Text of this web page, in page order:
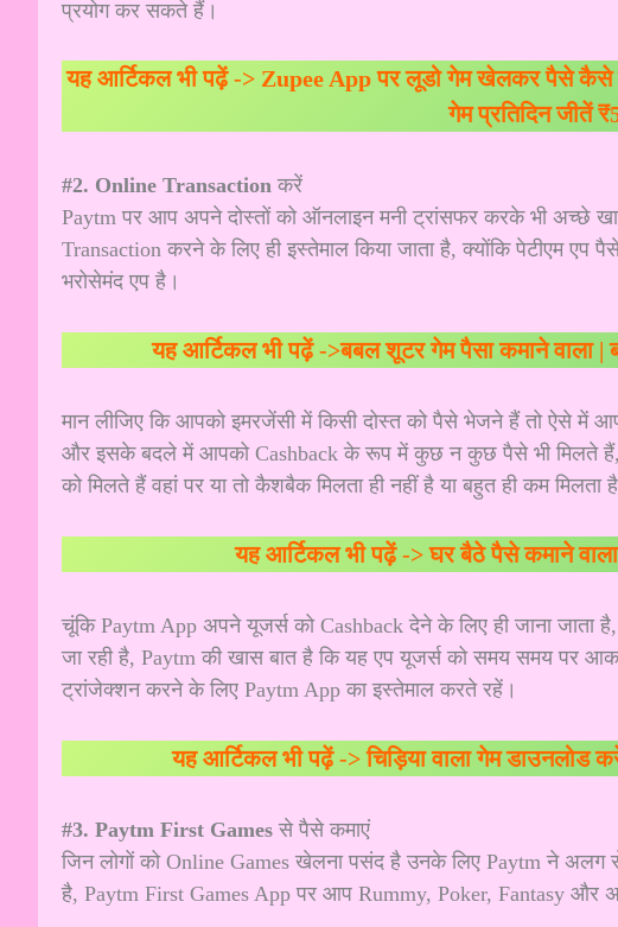
प्रयोग कर सकते हैं।
यह आर्टिकल भी पढ़ें -> Zupee App पर लूडो गेम खेलकर पैसे कैसे
गेम प्रतिदिन जीतें
#2. Online Transactionकरें
Paytm पर आप अपने दोस्तों को ऑनलाइन मनी ट्रांसफर करके भी अच्छे
Transaction करने के लिए ही इस्तेमाल किया जाता है, क्योंकि पेटीएम
भरोसेमंद एप है।
यह आर्टिकल भी पढ़ें ->बबल शूटर गेम पैसा कमाने वाला
मान लीजिए कि आपको इमरजेंसी में किसी दोस्त को पैसे भेजने हैं तो ऐसे में
और इसके बदले में आपको Cashback के रूप में कुछ न कुछ पैसे भी मिलते हैं,
को मिलते हैं वहां पर या तो कैशबैक मिलता ही नहीं है या बहुत ही कम मिलता
यह आर्टिकल भी पढ़ें -> घर बैठे पैसे कमाने
चूंकि Paytm App अपने यूजर्स को Cashback देने के लिए ही जाना जाता है,
जा रही है, Paytm की खास बात है कि यह एप यूजर्स को समय समय पर
ट्रांजेक्शन करने के लिए Paytm App का इस्तेमाल करते रहें।
यह आर्टिकल भी पढ़ें -> चिड़िया वाला गेम डाउनलोड
#3. Paytm First Gamesसे पैसे कमाएं
जिन लोगों को Online Games खेलना पसंद है उनके लिए Paytm ने अलग
है, Paytm First Games App पर आप Rummy, Poker, Fantasy